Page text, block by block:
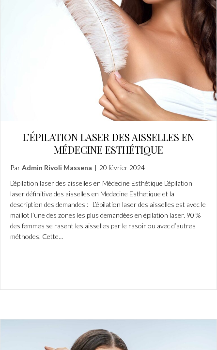
L’ÉPILATION LASER DES AISSELLES EN
MÉDECINE ESTHÉTIQUE
ParAdmin Rivoli Massena | 20 février 2024
L’épilation laser des aisselles en Médecine Esthétique L’épilation
laser définitive des aisselles en Medecine Esthetique et la
description des demandes : L’épilation laser des aisselles est avec le
maillot l’une des zones les plus demandées en épilation laser. 90 %
des femmes se rasent les aisselles par le rasoir ou avec d’autres
méthodes. Cette…